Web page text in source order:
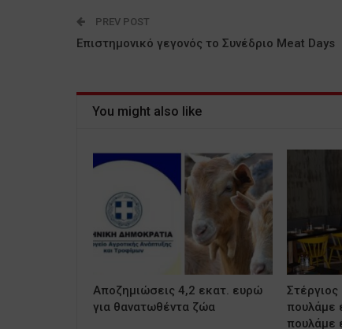
PREV POST
Επιστημονικό γεγονός το Συνέδριο Meat Days
You might also like
Αποζημιώσεις 4,2 εκατ. ευρώ
για θανατωθέντα ζώα
πουλάμε
πουλάμε